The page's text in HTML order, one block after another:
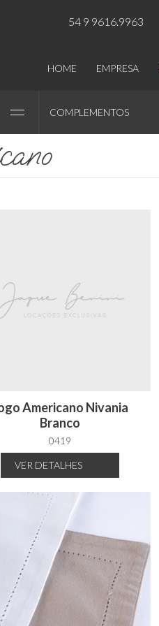
54 9 9616.9963
HOME EMPRESA
COMPLEMENTOS
Americano Nivania
Branco
0419
VER DETALHES